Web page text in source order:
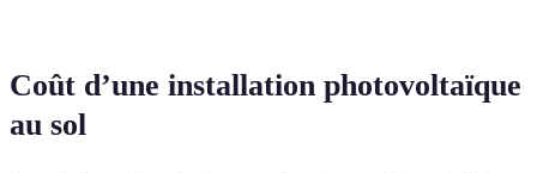
Coût d’une installation photovoltaïque
au sol